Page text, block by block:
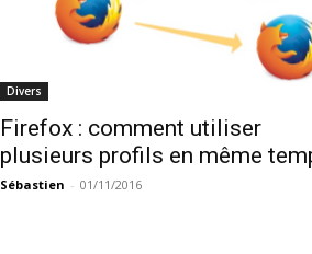
Divers
Firefox : comment utiliser
plusieurs profils en même
Sébastien - 01/11/2016